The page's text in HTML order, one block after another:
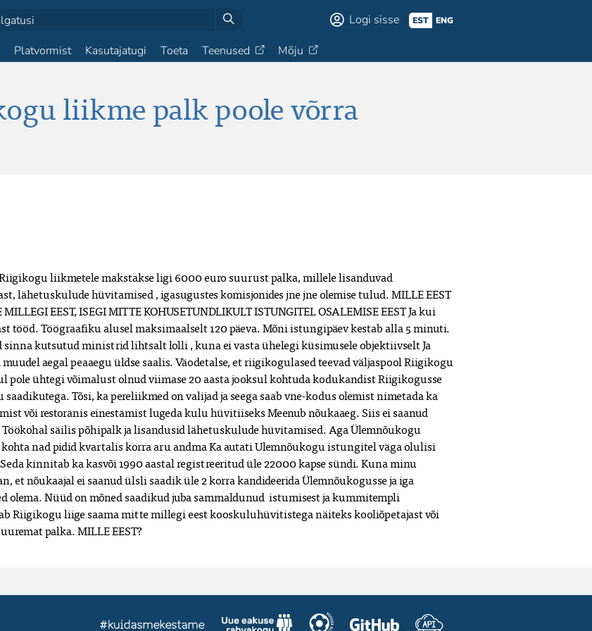
Logi sisse EST ENG
Platvormist Kasutajatugi Toeta Teenused Mõju
liikme palk poole võrra
liikmetele makstakse ligi 6000 euro suurust palka, millele lisanduvad
lähetuskulude hüvitamised , igasugustes komisjonides jne jne olemise tulud. MILLE EEST
EEST, ISEGI MITTE KOHUSETUNDLIKULT ISTUNGITEL OSALEMISE EEST Ja kui
tööd. Töögraafiku alusel maksimaalselt 120 päeva. Mõni istungipäev kestab alla 5 minuti.
sinna kutsutud ministrid lihtsalt lolli , kuna ei vasta ühelegi küsimusele objektiivselt Ja
aegal peaaegu üldse saalis. Väodetalse, et riigikogulased teevad väljaspool Riigikogu
pole ühtegi võimalust olnud viimase 20 aasta jooksul kohtuda kodukandist Riigikogusse
saadikutega. Tõsi, ka pereliikmed on valijad ja seega saab vne-kodus olemist nimetada ka
või restoranis einestamist lugeda kulu hüvitiiseks Meenub nõukaaeg. Siis ei saanud
säilis põhipalk ja lisandusid lähetuskulude hüvitamised. Aga Ülemnõukogu
nad pidid kvartalis korra aru andma Ka autati Ulemnõukogu istungitel väga olulisi
kinnitab ka kasvõi 1990 aastal registreeritud üle 22000 kapse sündi. Kuna minu
et nõukaajal ei saanud ülsli saadik üle 2 korra kandideerida Ülemnõukogusse ja iga
olema. Nüüd on mõned saadikud juba sammaldunud  istumisest ja kummitempli
Riigikogu liige saama mitte millegi eest kooskuluhüvitistega näiteks kooliõpetajast või
palka. MILLE EEST?